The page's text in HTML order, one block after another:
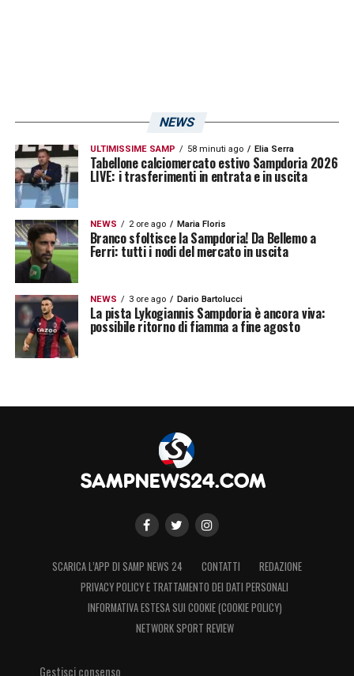
LA PLAYLIST DELLE NOSTRE TOP NEWS
NEWS
ULTIMISSIME SAMP 58 minuti ago Elia Serra
Tabellone calciomercato estivo Sampdoria 2026
LIVE: i trasferimenti in entrata e in uscita
NEWS 2 ore ago Maria Floris
Branco sfoltisce la Sampdoria! Da Bellemo a
Ferri: tutti i nodi del mercato in uscita
NEWS 3 ore ago Dario Bartolucci
La pista Lykogiannis Sampdoria è ancora viva:
possibile ritorno di fiamma a fine agosto
SCARICA L’APP DI SAMP NEWS 24 CONTATTI
REDAZIONE
PRIVACY POLICY E TRATTAMENTO DEI DATI PERSONALI
INFORMATIVA ESTESA SUI COOKIE (COOKIE POLICY)
NETWORK SPORT REVIEW
Gestisci consenso